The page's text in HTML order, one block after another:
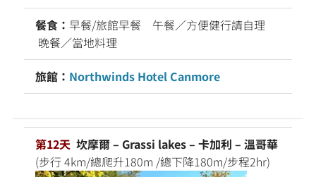
餐食： 早餐/旅館早餐 午餐／方便健行請自理
晚餐／當地料理
旅館： Northwinds Hotel Canmore
第12天 坎摩爾 – Grassi lakes – 卡加利 – 溫哥華
(步行 4km/總爬升180m /總下降180m/步程2hr)